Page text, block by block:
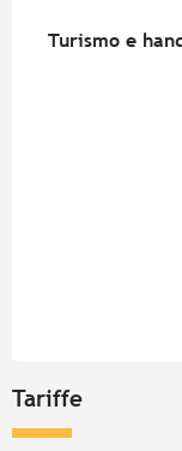
Turismo e
Turismo e
Tariffe